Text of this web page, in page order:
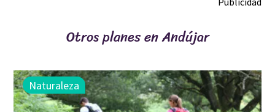
Otros planes en Andújar
Naturaleza